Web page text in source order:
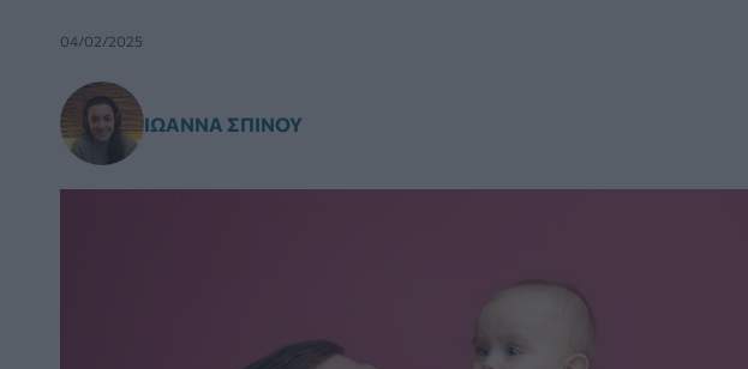
04/02/2025
ΙΩΆΝΝΑ ΣΠΊΝΟΥ